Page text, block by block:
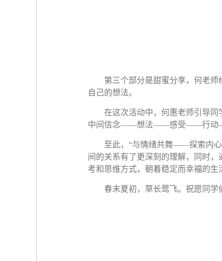
第三个部分是甜蜜分享，何老
自己的想法。
在这次活动中，何惠老师引导
中间信念——想法——感受——行动——
至此，“与情绪共舞——探索内心
间的关系有了更深刻的理解，同时
考和思维方式，朝着稳定而幸福的生
春末夏初，草长莺飞。祝愿同学